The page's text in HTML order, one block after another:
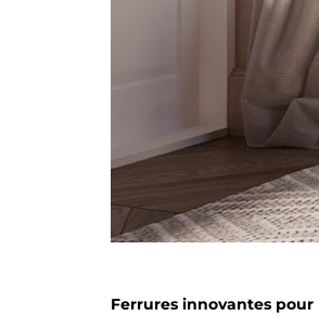
Ferrures innovantes